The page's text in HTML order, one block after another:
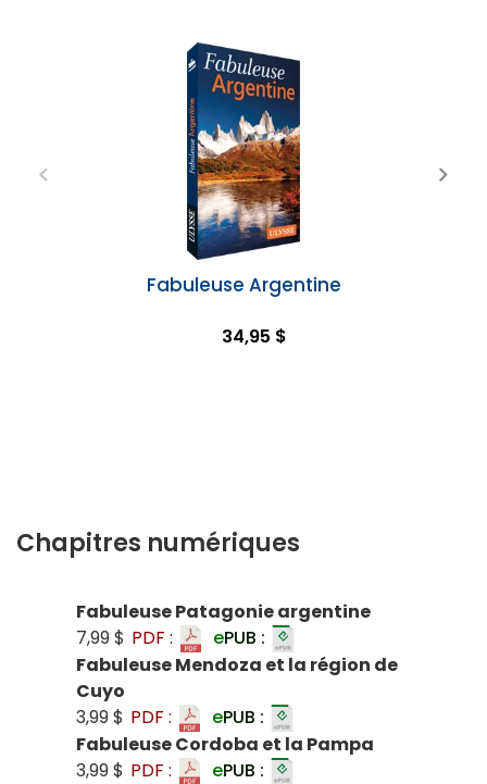
Fabuleuse Argentine
34,95 $
Chapitres numériques
Fabuleuse Patagonie argentine
7,99 $ PDF : ePUB :
Fabuleuse Mendoza et la région de
Cuyo
3,99 $ PDF : ePUB :
Fabuleuse Cordoba et la Pampa
3,99 $ PDF : ePUB :